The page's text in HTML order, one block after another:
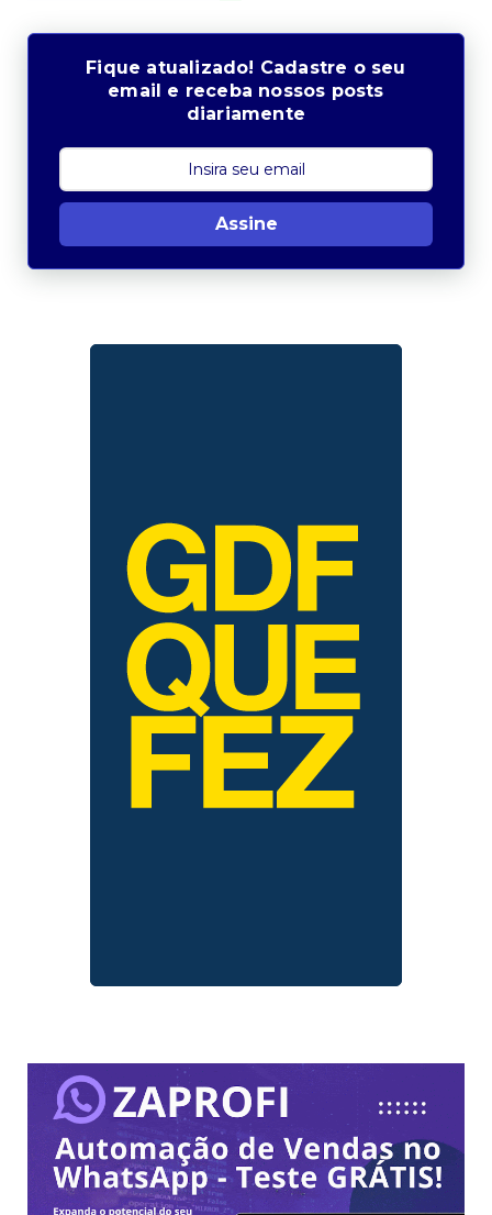
Fique atualizado! Cadastre o seu
email e receba nossos posts
diariamente
Assine